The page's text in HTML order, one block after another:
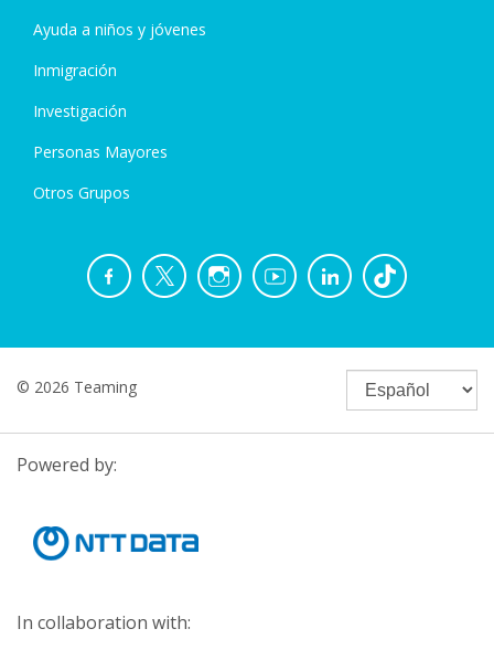
Ayuda a niños y jóvenes
Inmigración
Investigación
Personas Mayores
Otros Grupos
© 2026 Teaming
Powered by:
In collaboration with: